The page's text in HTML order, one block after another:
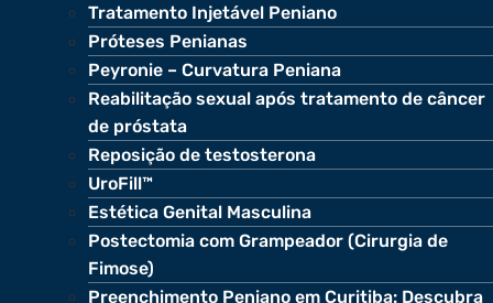
Tratamento Injetável Peniano
Próteses Penianas
Peyronie – Curvatura Peniana
Reabilitação sexual após tratamento de câncer
de próstata
Reposição de testosterona
UroFill™
Estética Genital Masculina
Postectomia com Grampeador (Cirurgia de
Fimose)
Preenchimento Peniano em Curitiba: Descubra